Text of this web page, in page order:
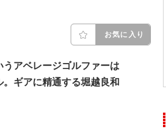
お気に入り
アベレージゴルファーは
ギアに精通する堀越良和